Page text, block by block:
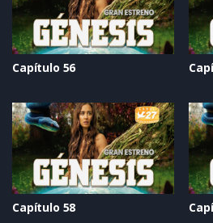
Capítulo 56
Capítulo 58